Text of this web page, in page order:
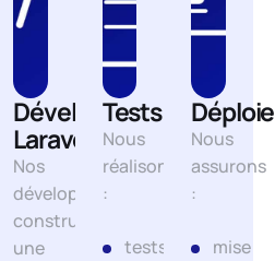
Développement
Laravel
Nos
développeurs
construisent
une
Tests
Nous
réalisons
:
tests
Nous
assurons
:
mise